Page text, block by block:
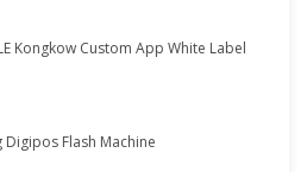
Kongkow Custom App White Label
Digipos Flash Machine